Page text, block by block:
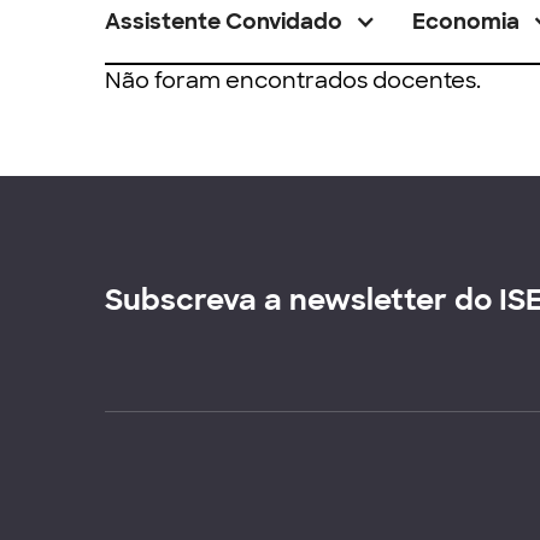
Assistente Convidado Economia
Não foram encontrados docentes.
Subscreva a newsletter do